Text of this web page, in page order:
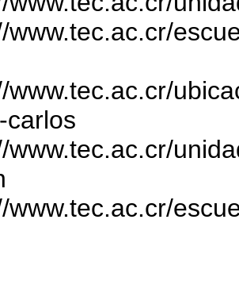
www.tec.ac.cr/
www.tec.ac.cr/
carlos
www.tec.ac.cr/
www.tec.ac.cr/